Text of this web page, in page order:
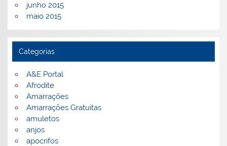
junho 2015
maio 2015
Categorias
A&E Portal
Afrodite
Amarrações
Amarrações Gratuitas
amuletos
anjos
apocrifos